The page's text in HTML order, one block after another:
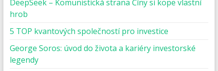
DeepSeek – Komunistická strana Číny si kope vlastní
hrob
5 TOP kvantových společností pro investice
George Soros: úvod do života a kariéry investorské
legendy